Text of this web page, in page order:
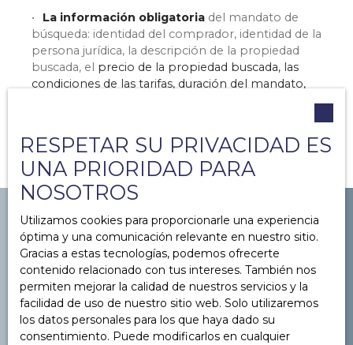
La información obligatoria del mandato de
búsqueda: identidad del comprador, identidad de la
persona jurídica, la descripción de la propiedad
buscada, el precio de la propiedad buscada, las
condiciones de las tarifas, duración del mandato,
YOU WANT TO
to sell in Paris or its
surroundings ?
RESPETAR SU PRIVACIDAD ES
UNA PRIORIDAD PARA
NOSOTROS
Utilizamos cookies para proporcionarle una experiencia
óptima y una comunicación relevante en nuestro sitio.
Gracias a estas tecnologías, podemos ofrecerte
contenido relacionado con tus intereses. También nos
permiten mejorar la calidad de nuestros servicios y la
facilidad de uso de nuestro sitio web. Solo utilizaremos
los datos personales para los que haya dado su
consentimiento. Puede modificarlos en cualquier